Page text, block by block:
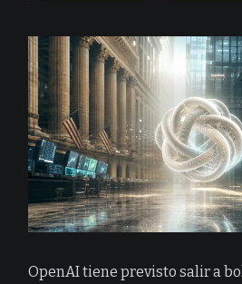
OpenAI tiene previsto salir a